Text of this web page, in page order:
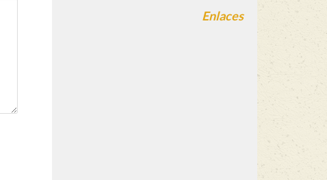
Enlaces